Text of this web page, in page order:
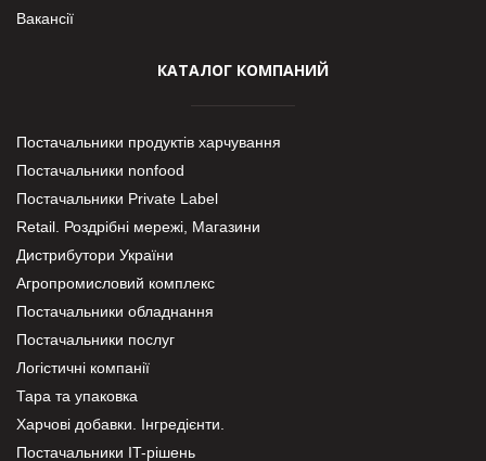
Вакансії
КАТАЛОГ КОМПАНИЙ
Постачальники продуктів харчування
Постачальники nonfood
Постачальники Private Label
Retail. Роздрібні мережі, Магазини
Дистрибутори України
Агропромисловий комплекс
Постачальники обладнання
Постачальники послуг
Логістичні компанії
Тара та упаковка
Харчові добавки. Інгредієнти.
Постачальники IT-рішень